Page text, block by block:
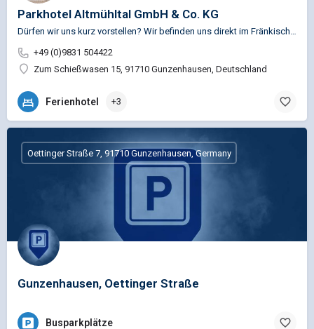
Parkhotel Altmühltal GmbH & Co. KG
Dürfen wir uns kurz vorstellen? Wir befinden uns direkt im Fränkischen Seenland und unmittelbar am…
+49 (0)9831 504422
Zum Schießwasen 15, 91710 Gunzenhausen, Deutschland
Ferienhotel +3
Gunzenhausen, Oettinger Straße
Oettinger Straße 7, 91710 Gunzenhausen, Germany
Busparkplätze